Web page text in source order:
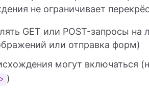
не ограничивает
GET или POST-запросы
или отправка форм)
могут включаться
)